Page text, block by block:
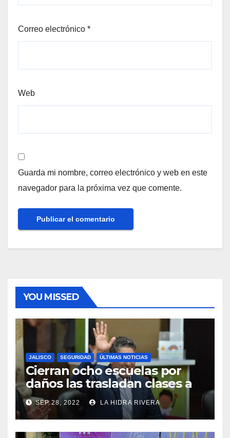
Correo electrónico *
Web
Guarda mi nombre, correo electrónico y web en este
navegador para la próxima vez que comente.
YOU MISSED
JALISCO SEGURIDAD ÚLTIMAS NOTICIAS
Cierran ocho escuelas por
daños las trasladan clases a
sedes alternas.
SEP 28, 2022 LA HIDRA RIVERA